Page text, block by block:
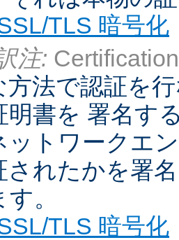
TLS 暗号化
注:
方法で認証を
明書を 署名す
ットワークエ
されたかを署
。
TLS 暗号化